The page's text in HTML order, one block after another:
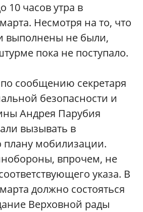
10 часов утра в
Несмотря на то, что
выполнены не были,
пока не поступало.
сообщению секретаря
безопасности и
Андрея Парубия
вызывать в
плану мобилизации.
впрочем, не
указа. В
должно состояться
Верховной рады